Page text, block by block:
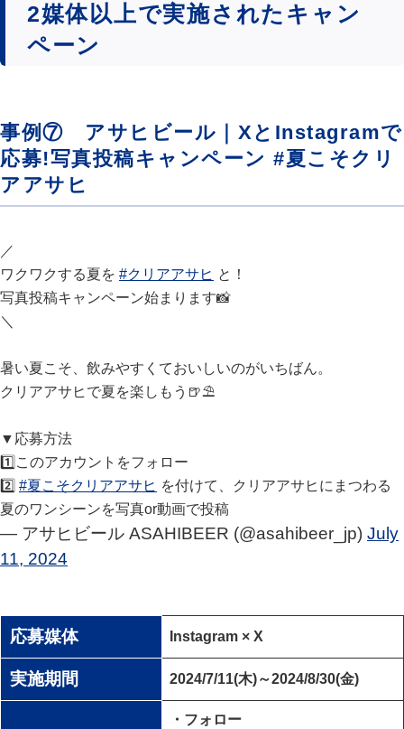
2媒体以上で実施されたキャン
ペーン
事例⑦ アサヒビール｜XとInstagramで
応募!写真投稿キャンペーン #夏こそクリ
アアサヒ
／
ワクワクする夏を #クリアアサヒ と！
写真投稿キャンペーン始まります📸
＼
暑い夏こそ、飲みやすくておいしいのがいちばん。
クリアアサヒで夏を楽しもう🍺⛱
▼応募方法
1️⃣このアカウントをフォロー
2️⃣ #夏こそクリアアサヒ を付けて、クリアアサヒにまつわる
夏のワンシーンを写真or動画で投稿
— アサヒビール ASAHIBEER (@asahibeer_jp) July
11, 2024
応募媒体 Instagram × X
実施期間 2024/7/11(木)～2024/8/30(金)
・フォロー